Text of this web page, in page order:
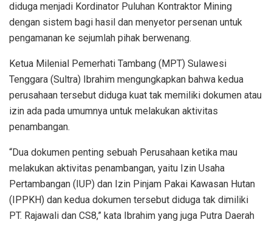
diduga menjadi Kordinator Puluhan Kontraktor Mining
dengan sistem bagi hasil dan menyetor persenan untuk
pengamanan ke sejumlah pihak berwenang.
Ketua Milenial Pemerhati Tambang (MPT) Sulawesi
Tenggara (Sultra) Ibrahim mengungkapkan bahwa kedua
perusahaan tersebut diduga kuat tak memiliki dokumen atau
izin ada pada umumnya untuk melakukan aktivitas
penambangan.
“Dua dokumen penting sebuah Perusahaan ketika mau
melakukan aktivitas penambangan, yaitu Izin Usaha
Pertambangan (IUP) dan Izin Pinjam Pakai Kawasan Hutan
(IPPKH) dan kedua dokumen tersebut diduga tak dimiliki
PT. Rajawali dan CS8,” kata Ibrahim yang juga Putra Daerah